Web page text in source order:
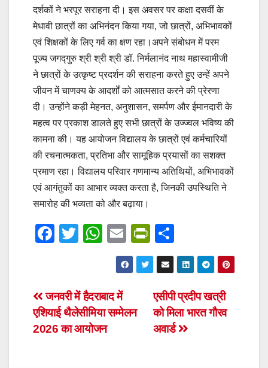
दर्शकों ने भरपूर सराहना दी। इस अवसर पर कक्षा दसवीं के
मेधावी छात्रों का अभिनंदन किया गया, जो छात्रों, अभिभावकों
एवं शिक्षकों के लिए गर्व का क्षण रहा।अपने संबोधन में परम
पूज्य जगद्गुरु श्री श्री श्री डॉ. निर्मलानंद नाथ महास्वामीजी
ने छात्रों के उत्कृष्ट प्रदर्शन की सराहना करते हुए उन्हें अपने
जीवन में चाणक्य के आदर्शों को आत्मसात करने की प्रेरणा
दी। उन्होंने कड़ी मेहनत, अनुशासन, समर्पण और ईमानदारी के
महत्व पर प्रकाश डालते हुए सभी छात्रों के उज्ज्वल भविष्य की
कामना की। यह आयोजन विद्यालय के छात्रों एवं कर्मचारियों
की रचनात्मकता, प्रतिभा और सामूहिक प्रयासों का सशक्त
प्रमाण रहा। विद्यालय परिवार गणमान्य अतिथियों, अभिभावकों
एवं आगंतुकों का आभार व्यक्त करता है, जिनकी उपस्थिति ने
समारोह की भव्यता को और बढ़ाया।
F
e
b
o
T
er
W
at
s
A
p
E
m
ail
Pr
in
tF
ri
e
n
h
ar
e
Post
navigation
एसीपी प्रदीप खत्री
को मिला भारत गौरव
अवार्ड
जनवरी में हैदराबाद में
एशियाई थैलेसीमिया सम्मेलन
2026 का आयोजन